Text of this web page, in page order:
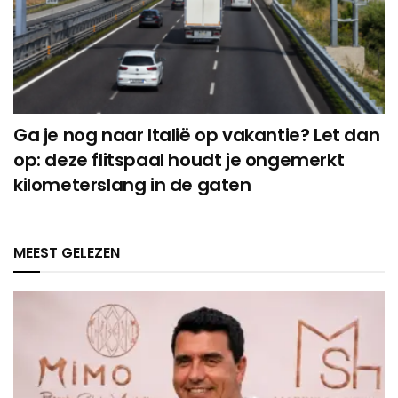
Ga je nog naar Italië op vakantie? Let dan
op: deze flitspaal houdt je ongemerkt
kilometerslang in de gaten
MEEST GELEZEN